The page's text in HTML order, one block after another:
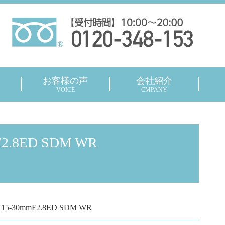
お客様の声
VOICE
会社紹介
CMPANY
SDM WR
30mmF2.8ED SDM WR